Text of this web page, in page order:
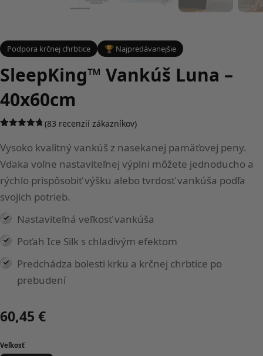
Podpora krčnej chrbtice 🏆 Najpredávanejšie
SleepKing™ Vankúš Luna –
40x60cm
4.71
z 5
na základe
zákazníckych
recenzií
(83 recenzií zákazníkov)
60,45 €
Vysoko kvalitný vankúš z nasekanej pamäťovej peny.
Vďaka voľne nastaviteľnej výplni môžete jednoducho a
rýchlo prispôsobiť výšku alebo tvrdosť vankúša podľa
svojich potrieb.
Nastaviteľná veľkosť vankúša
Poťah Ice Silk s chladivým efektom
Predchádza bolesti krku a krčnej chrbtice po
prebudení
Veľkosť